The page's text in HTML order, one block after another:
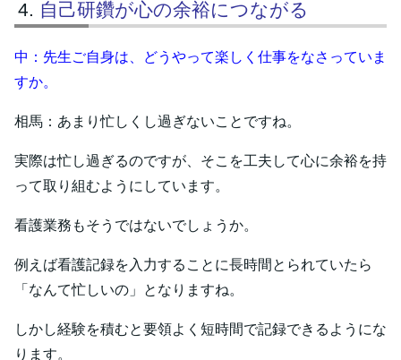
自己研鑽が心の余裕につながる
中：先生ご自身は、どうやって楽しく仕事をなさっていま
すか。
相馬：あまり忙しくし過ぎないことですね。
実際は忙し過ぎるのですが、そこを工夫して心に余裕を持
って取り組むようにしています。
看護業務もそうではないでしょうか。
例えば看護記録を入力することに長時間とられていたら
「なんて忙しいの」となりますね。
しかし経験を積むと要領よく短時間で記録できるようにな
ります。